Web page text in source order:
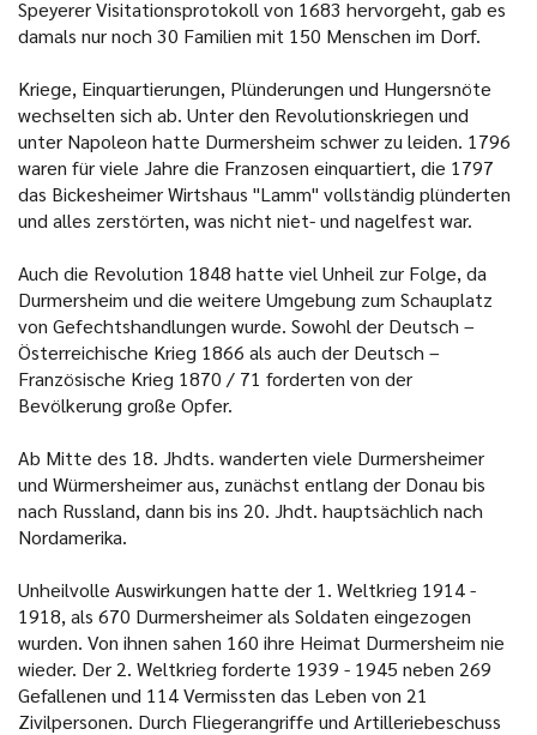
Speyerer Visitationsprotokoll von 1683 hervorgeht, gab es
damals nur noch 30 Familien mit 150 Menschen im Dorf.
Kriege, Einquartierungen, Plünderungen und Hungersnöte
wechselten sich ab. Unter den Revolutionskriegen und
unter Napoleon hatte Durmersheim schwer zu leiden. 1796
waren für viele Jahre die Franzosen einquartiert, die 1797
das Bickesheimer Wirtshaus "Lamm" vollständig plünderten
und alles zerstörten, was nicht niet- und nagelfest war.
Auch die Revolution 1848 hatte viel Unheil zur Folge, da
Durmersheim und die weitere Umgebung zum Schauplatz
von Gefechtshandlungen wurde. Sowohl der Deutsch –
Österreichische Krieg 1866 als auch der Deutsch –
Französische Krieg 1870 / 71 forderten von der
Bevölkerung große Opfer.
Ab Mitte des 18. Jhdts. wanderten viele Durmersheimer
und Würmersheimer aus, zunächst entlang der Donau bis
nach Russland, dann bis ins 20. Jhdt. hauptsächlich nach
Nordamerika.
Unheilvolle Auswirkungen hatte der 1. Weltkrieg 1914 -
1918, als 670 Durmersheimer als Soldaten eingezogen
wurden. Von ihnen sahen 160 ihre Heimat Durmersheim nie
wieder. Der 2. Weltkrieg forderte 1939 - 1945 neben 269
Gefallenen und 114 Vermissten das Leben von 21
Zivilpersonen. Durch Fliegerangriffe und Artilleriebeschuss